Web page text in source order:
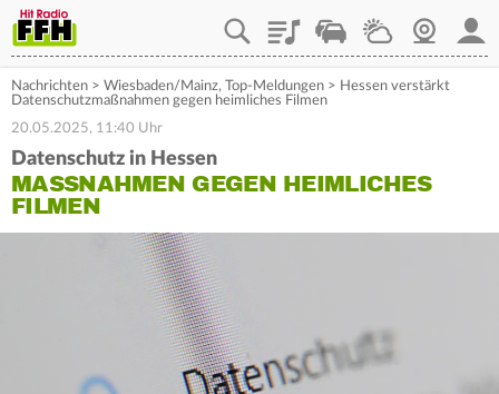
PlaylistStaupilotWetterWebcam
Nachrichten > Wiesbaden/Mainz, Top-Meldungen > Hessen verstärkt
Datenschutzmaßnahmen gegen heimliches Filmen
20.05.2025, 11:40 Uhr
Datenschutz in Hessen
MASSNAHMEN GEGEN HEIMLICHES F
ILMEN